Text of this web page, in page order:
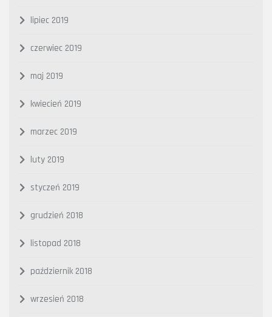
lipiec 2019
czerwiec 2019
maj 2019
kwiecień 2019
marzec 2019
luty 2019
styczeń 2019
grudzień 2018
listopad 2018
październik 2018
wrzesień 2018